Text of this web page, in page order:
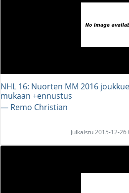
NHL 16: Nuorten MM 2016
mukaan +ennustus
― Remo Christian
Julkaistu 2015-12-